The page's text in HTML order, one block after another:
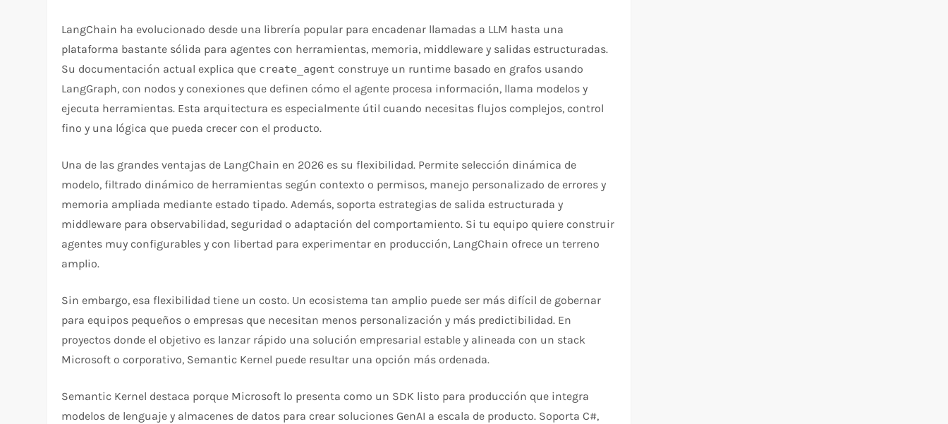
LangChain ha evolucionado desde una librería popular para encadenar llamadas a LLM hasta una
plataforma bastante sólida para agentes con herramientas, memoria, middleware y salidas estructuradas.
Su documentación actual explica que create_agent construye un runtime basado en grafos usando
LangGraph, con nodos y conexiones que definen cómo el agente procesa información, llama modelos y
ejecuta herramientas. Esta arquitectura es especialmente útil cuando necesitas flujos complejos, control
fino y una lógica que pueda crecer con el producto.​
Una de las grandes ventajas de LangChain en 2026 es su flexibilidad. Permite selección dinámica de
modelo, filtrado dinámico de herramientas según contexto o permisos, manejo personalizado de errores y
memoria ampliada mediante estado tipado. Además, soporta estrategias de salida estructurada y
middleware para observabilidad, seguridad o adaptación del comportamiento. Si tu equipo quiere construir
agentes muy configurables y con libertad para experimentar en producción, LangChain ofrece un terreno
amplio.
Sin embargo, esa flexibilidad tiene un costo. Un ecosistema tan amplio puede ser más difícil de gobernar
para equipos pequeños o empresas que necesitan menos personalización y más predictibilidad. En
proyectos donde el objetivo es lanzar rápido una solución empresarial estable y alineada con un stack
Microsoft o corporativo, Semantic Kernel puede resultar una opción más ordenada.
Semantic Kernel destaca porque Microsoft lo presenta como un SDK listo para producción que integra
modelos de lenguaje y almacenes de datos para crear soluciones GenAI a escala de producto. Soporta C#,